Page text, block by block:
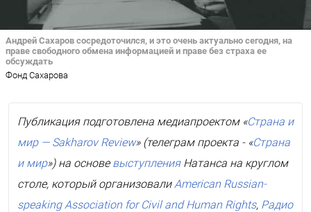
Андрей Сахаров сосредоточился, и это очень актуально сегодня, на
праве свободного обмена информацией и праве без страха ее
обсуждать
Фонд Сахарова
Публикация подготовлена медиапроектом «Страна и
мир — Sakharov Review» (телеграм проекта - «Страна
и мир») на основе выступленияНатанса на круглом
столе, который организовалиAmerican Russian-
speaking Association for Civil and Human Rights, Радио